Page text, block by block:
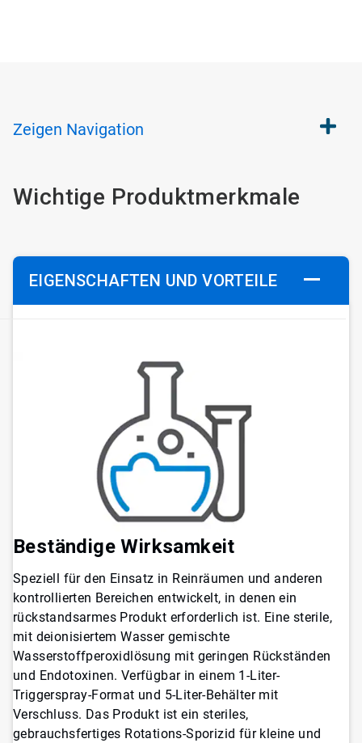
Zeigen Navigation
Wichtige Produktmerkmale
EIGENSCHAFTEN UND VORTEILE
Beständige Wirksamkeit
Speziell für den Einsatz in Reinräumen und anderen
kontrollierten Bereichen entwickelt, in denen ein
rückstandsarmes Produkt erforderlich ist. Eine sterile,
mit deionisiertem Wasser gemischte
Wasserstoffperoxidlösung mit geringen Rückständen
und Endotoxinen. Verfügbar in einem 1-Liter-
Triggerspray-Format und 5-Liter-Behälter mit
Verschluss. Das Produkt ist ein steriles,
gebrauchsfertiges Rotations-Sporizid für kleine und